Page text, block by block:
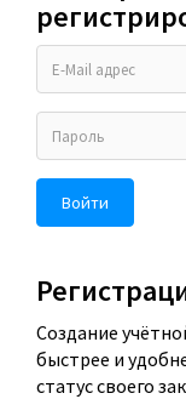
Создание
быстрее и
статус своего